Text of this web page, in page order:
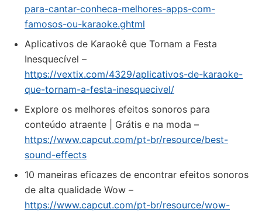
para-cantar-conheca-melhores-apps-com-
famosos-ou-karaoke.ghtml
Aplicativos de Karaokê que Tornam a Festa
Inesquecível –
https://vextix.com/4329/aplicativos-de-karaoke-
que-tornam-a-festa-inesquecivel/
Explore os melhores efeitos sonoros para
conteúdo atraente | Grátis e na moda –
https://www.capcut.com/pt-br/resource/best-
sound-effects
10 maneiras eficazes de encontrar efeitos sonoros
de alta qualidade Wow –
https://www.capcut.com/pt-br/resource/wow-